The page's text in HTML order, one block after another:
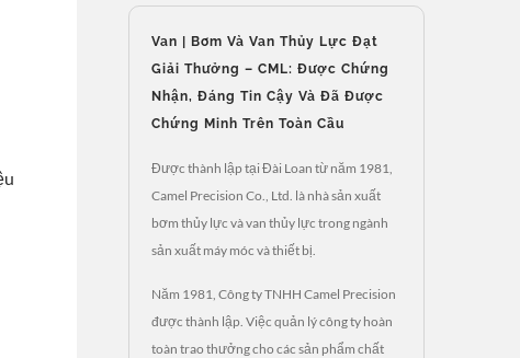
Van | Bơm Và Van Thủy Lực Đạt
Giải Thưởng – CML: Được Chứng
Nhận, Đáng Tin Cậy Và Đã Được
Chứng Minh Trên Toàn Cầu
Được thành lập tại Đài Loan từ năm 1981,
Camel Precision Co., Ltd. là nhà sản xuất
bơm thủy lực và van thủy lực trong ngành
sản xuất máy móc và thiết bị.
Năm 1981, Công ty TNHH Camel Precision
được thành lập. Việc quản lý công ty hoàn
toàn trao thưởng cho các sản phẩm chất